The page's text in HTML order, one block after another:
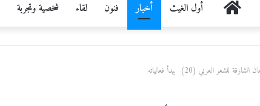
الرئيسيةأول الغيث أخبار فنون لقاء شخصية وتجربة
للشعر العربي (20) يبدأ فعالياته